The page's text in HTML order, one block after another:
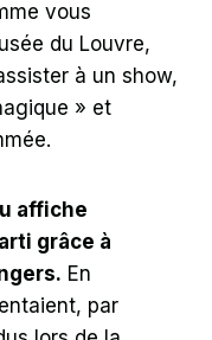
vous
du Louvre,
à un show,
» et
affiche
grâce à
En
par